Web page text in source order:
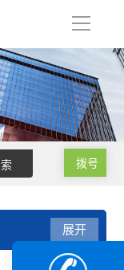
导
拨号
展开